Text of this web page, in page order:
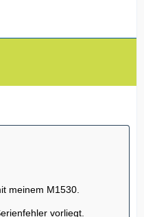
meinem M1530.
vorliegt.